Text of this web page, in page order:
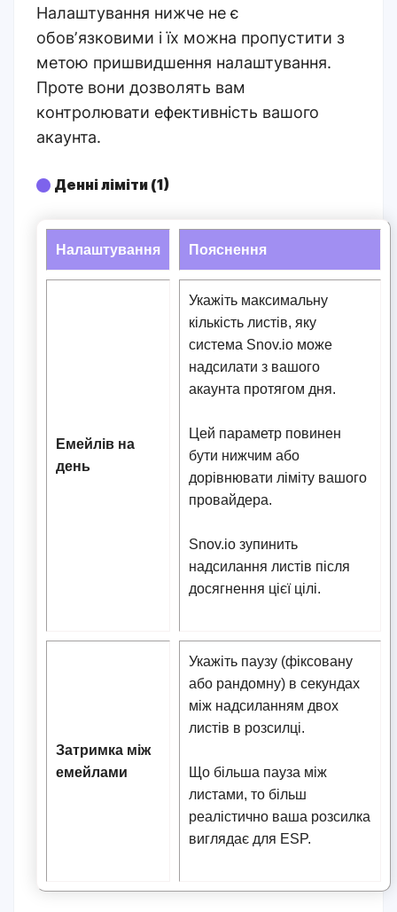
Налаштування нижче не є
обовʼязковими і їх можна пропустити з
метою пришвидшення налаштування.
Проте вони дозволять вам
контролювати ефективність вашого
акаунта.
Денні ліміти (1)
Налаштування Пояснення
Емейлів на
день
Укажіть максимальну
кількість листів, яку
система Snov.io може
надсилати з вашого
акаунта протягом дня.
Цей параметр повинен
бути нижчим або
дорівнювати ліміту вашого
провайдера.
Snov.io зупинить
надсилання листів після
досягнення цієї цілі.
Затримка між
емейлами
Укажіть паузу (фіксовану
або рандомну) в секундах
між надсиланням двох
листів в розсилці.
Що більша пауза між
листами, то більш
реалістично ваша розсилка
виглядає для ESP.